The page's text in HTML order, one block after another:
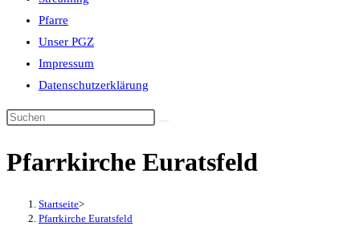
Pfarre
Unser PGZ
Impressum
Datenschutzerklärung
Pfarrkirche Euratsfeld
Startseite>
Pfarrkirche Euratsfeld